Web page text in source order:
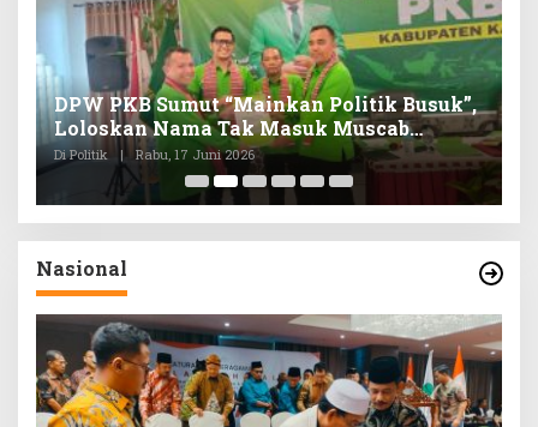
DPW PKB Sumut “Mainkan Politik Busuk”,
Loloskan Nama Tak Masuk Muscab
Pemilihan Ketua DPC PKB Karo
Di Politik | Rabu, 17 Juni 2026
Nasional